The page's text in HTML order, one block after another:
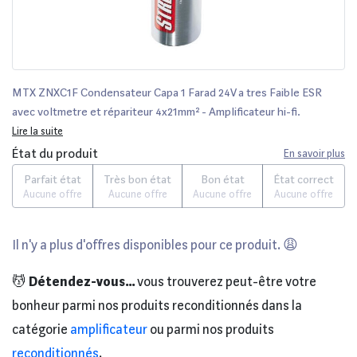
MTX ZNXC1F Condensateur Capa 1 Farad 24V a tres Faible ESR
avec voltmetre et répariteur 4x21mm² - Amplificateur hi-fi.
Achetez en ligne parmi un grand choix de produits high-tech.
Remise permanente de 5% pour les adhérents.
Lire la suite
État du produit En savoir plus
Parfait état
Aucune offre
Très bon état
Aucune offre
Bon état
Aucune offre
État correct
Aucune offre
Il n'y a plus d'offres disponibles pour ce produit. 😩
💆 Détendez-vous...vous trouverez peut-être votre
bonheur parmi nos produits reconditionnés dans la
catégorie amplificateur ou parmi nos produits
reconditionnés.